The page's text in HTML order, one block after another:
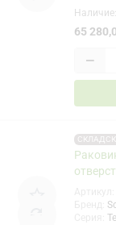
Наличие:
65
−